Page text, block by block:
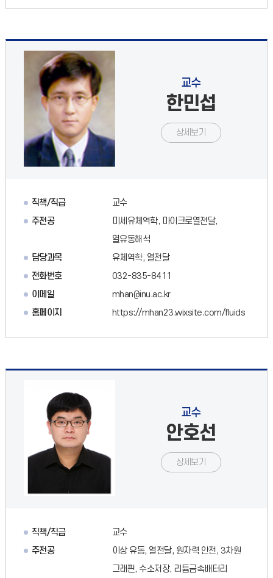
교수
한민섭
상세보기
직책/직급
교수
주전공
미세유체역학, 마이크로열전달,
열유동해석
담당과목
유체역학, 열전달
전화번호
032-835-8411
이메일
mhan@inu.ac.kr
홈페이지
https://mhan23.wixsite.com/fluids
교수
안호선
상세보기
직책/직급
교수
주전공
이상 유동, 열전달, 원자력 안전, 3차원
그래핀, 수소저장, 리튬금속배터리